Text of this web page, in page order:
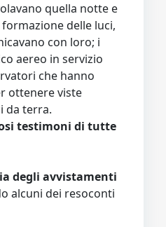
quella notte e
delle luci,
con loro; i
aereo in servizio
che hanno
ottenere viste
da terra.
testimoni di tutte
degli avvistamenti
alcuni dei resoconti